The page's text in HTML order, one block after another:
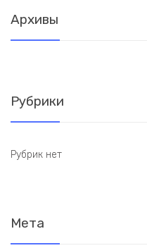
Архивы
Рубрики
Рубрик нет
Мета